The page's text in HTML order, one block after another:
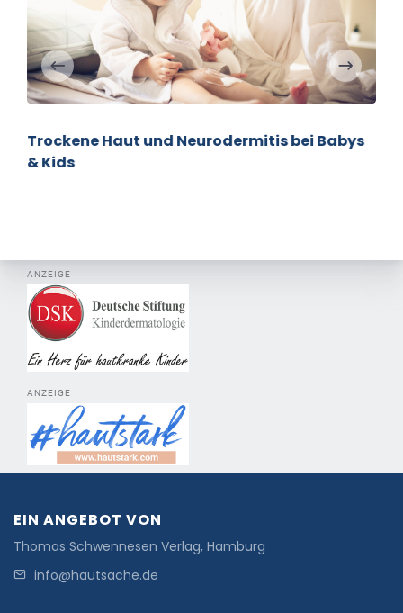
Trockene Haut und Neurodermitis bei Babys
& Kids
ANZEIGE
ANZEIGE
EIN ANGEBOT VON
Thomas Schwennesen Verlag, Hamburg
info@hautsache.de